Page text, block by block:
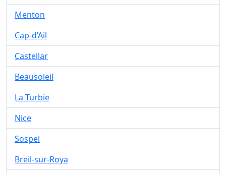
Menton
Cap-d’Ail
Castellar
Beausoleil
La Turbie
Nice
Sospel
Breil-sur-Roya